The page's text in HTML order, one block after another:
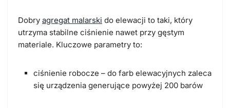
Dobry agregat malarski do elewacji to taki, który
utrzyma stabilne ciśnienie nawet przy gęstym
materiale. Kluczowe parametry to:
ciśnienie robocze – do farb elewacyjnych zaleca
się urządzenia generujące powyżej 200 barów